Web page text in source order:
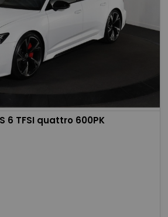
6 TFSI quattro 600PK